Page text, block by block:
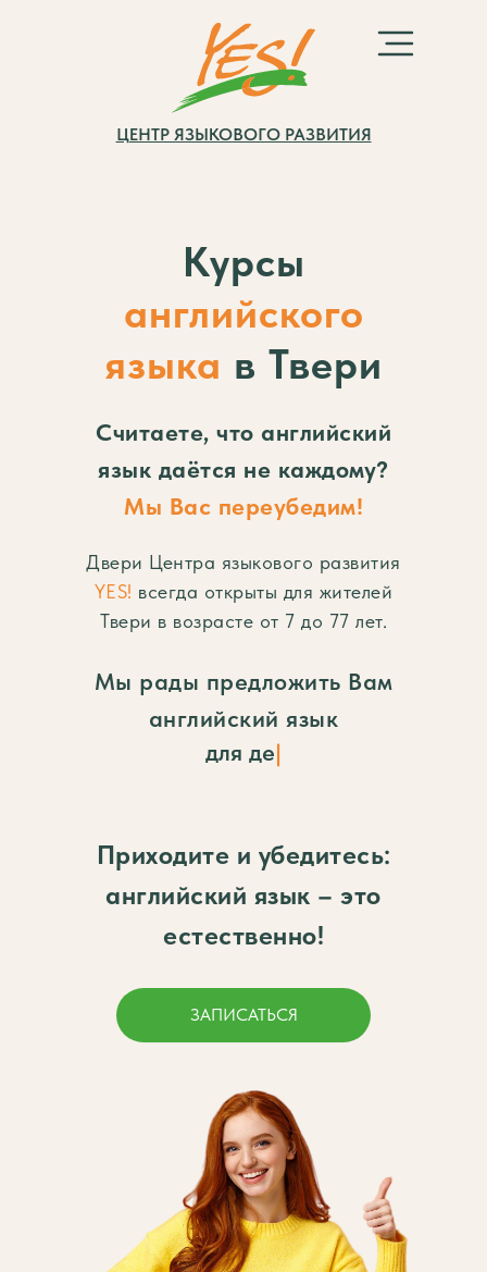
ЦЕНТР ЯЗЫКОВОГО РАЗВИТИЯ
Курсы
английского
языка в Твери
Считаете, что английский
язык даётся не каждому?
Мы Вас переубедим!
ЗАПИСАТЬСЯ
Двери Центра языкового развития
YES! всегда открыты для жителей
Твери в возрасте от 7 до 77 лет.
Мы рады предложить Вам
английский язык
взрослых и очень взросл
Приходите и убедитесь:
английский язык – это
естественно!